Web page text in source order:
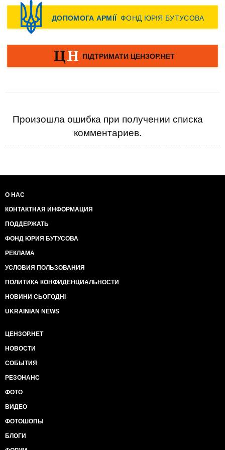
Произошла ошибка при получении списка
комментариев.
О НАС
КОНТАКТНАЯ ИНФОРМАЦИЯ
ПОДДЕРЖАТЬ
ФОНД ЮРИЯ БУТУСОВА
РЕКЛАМА
УСЛОВИЯ ПОЛЬЗОВАНИЯ
ПОЛИТИКА КОНФИДЕНЦИАЛЬНОСТИ
НОВИНИ СЬОГОДНІ
UKRAINIAN NEWS
ЦЕНЗОР.НЕТ
НОВОСТИ
СОБЫТИЯ
РЕЗОНАНС
ФОТО
ВИДЕО
ФОТОШОПЫ
БЛОГИ